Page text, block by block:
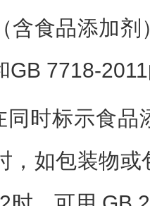
含食品添加
GB 7718-
标示食品
，如包装物